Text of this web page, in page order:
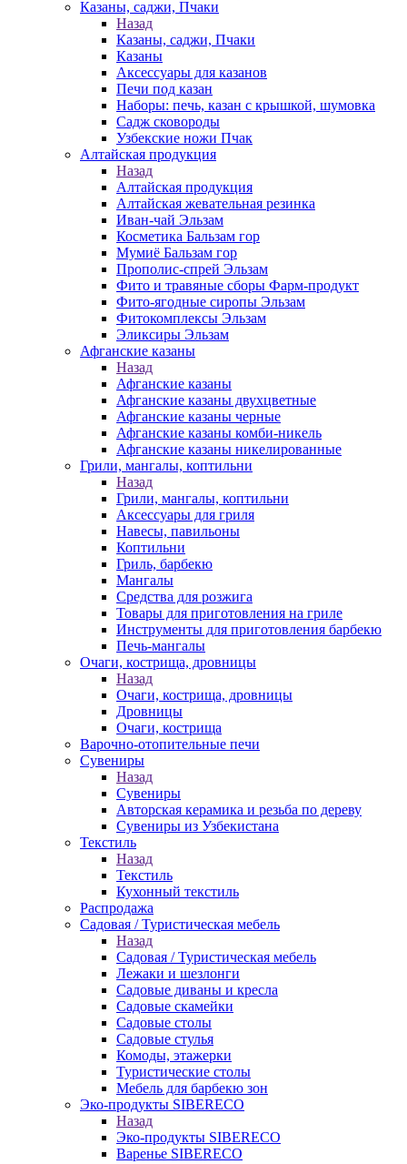
Казаны, саджи, Пчаки
Назад
Казаны, саджи, Пчаки
Казаны
Аксессуары для казанов
Печи под казан
Наборы: печь, казан с крышкой, шумовка
Садж сковороды
Узбекские ножи Пчак
Алтайская продукция
Назад
Алтайская продукция
Алтайская жевательная резинка
Иван-чай Эльзам
Косметика Бальзам гор
Мумиё Бальзам гор
Прополис-спрей Эльзам
Фито и травяные сборы Фарм-продукт
Фито-ягодные сиропы Эльзам
Фитокомплексы Эльзам
Эликсиры Эльзам
Афганские казаны
Назад
Афганские казаны
Афганские казаны двухцветные
Афганские казаны черные
Афганские казаны комби-никель
Афганские казаны никелированные
Грили, мангалы, коптильни
Назад
Грили, мангалы, коптильни
Аксессуары для гриля
Навесы, павильоны
Коптильни
Гриль, барбекю
Мангалы
Средства для розжига
Товары для приготовления на гриле
Инструменты для приготовления барбекю
Печь-мангалы
Очаги, кострища, дровницы
Назад
Очаги, кострища, дровницы
Дровницы
Очаги, кострища
Варочно-отопительные печи
Сувениры
Назад
Сувениры
Авторская керамика и резьба по дереву
Сувениры из Узбекистана
Текстиль
Назад
Текстиль
Кухонный текстиль
Распродажа
Садовая / Туристическая мебель
Назад
Садовая / Туристическая мебель
Лежаки и шезлонги
Садовые диваны и кресла
Садовые скамейки
Садовые столы
Садовые стулья
Комоды, этажерки
Туристические столы
Мебель для барбекю зон
Эко-продукты SIBERECO
Назад
Эко-продукты SIBERECO
Варенье SIBERECO